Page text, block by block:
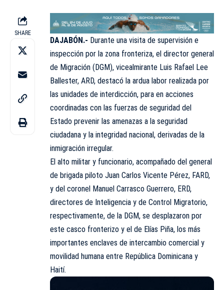
SHARE
DAJABÓN.- Durante una visita de supervisión e
inspección por la zona fronteriza, el director general
de Migración (DGM), vicealmirante Luis Rafael Lee
Ballester, ARD, destacó la ardua labor realizada por
las unidades de interdicción, para en acciones
coordinadas con las fuerzas de seguridad del
Estado prevenir las amenazas a la seguridad
ciudadana y la integridad nacional, derivadas de la
inmigración irregular.
El alto militar y funcionario, acompañado del general
de brigada piloto Juan Carlos Vicente Pérez, FARD,
y del coronel Manuel Carrasco Guerrero, ERD,
directores de Inteligencia y de Control Migratorio,
respectivamente, de la DGM, se desplazaron por
este casco fronterizo y el de Elías Piña, los más
importantes enclaves de intercambio comercial y
movilidad humana entre República Dominicana y
Haití.